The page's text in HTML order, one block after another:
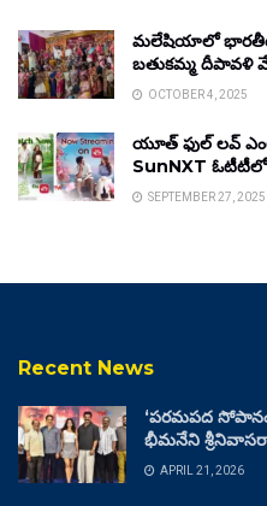
మలేషియాలో
బతుకమ్మ దీపావళి
OCTOBER 4, 2025
యూత్ ఫుల్ లవ్
SunNXT ఓటీటీలో
SEPTEMBER 27, 2025
Recent News
‘పరమపద
భీమనేని
APRIL 21, 2026